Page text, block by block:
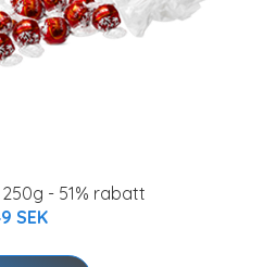
- 51% rabatt
SEK